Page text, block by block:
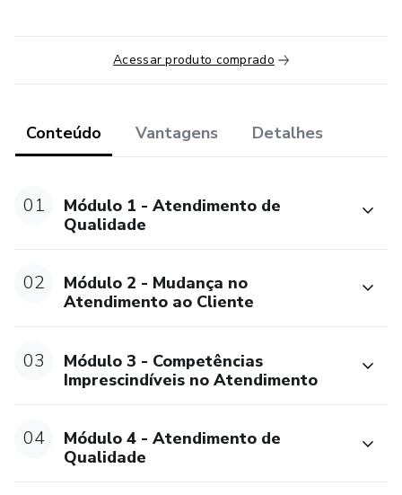
regras de um atendimento diferenciado para profissionais
de todos os segmentos
atendimento em função do perfil do Cliente
evitado
Lidando com as reclamações
Transformando reclamações em oportunidades
A importância das competências técnicas e
comportamentais para o pleno atendimento e
entendimento das necessidades pontuais dos clientes
Acessar produto comprado
Conteúdo Vantagens Detalhes
01
Módulo 1 - Atendimento de
Qualidade
02
Módulo 2 - Mudança no
Atendimento ao Cliente
03
Módulo 3 - Competências
Imprescindíveis no Atendimento
04
Módulo 4 - Atendimento de
Qualidade